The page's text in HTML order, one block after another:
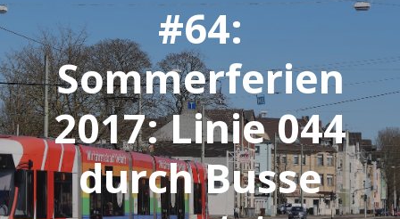
#64:
Sommerferien
2017: Linie 044
durch Busse